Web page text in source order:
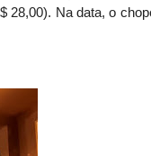
28,00). Na data, o